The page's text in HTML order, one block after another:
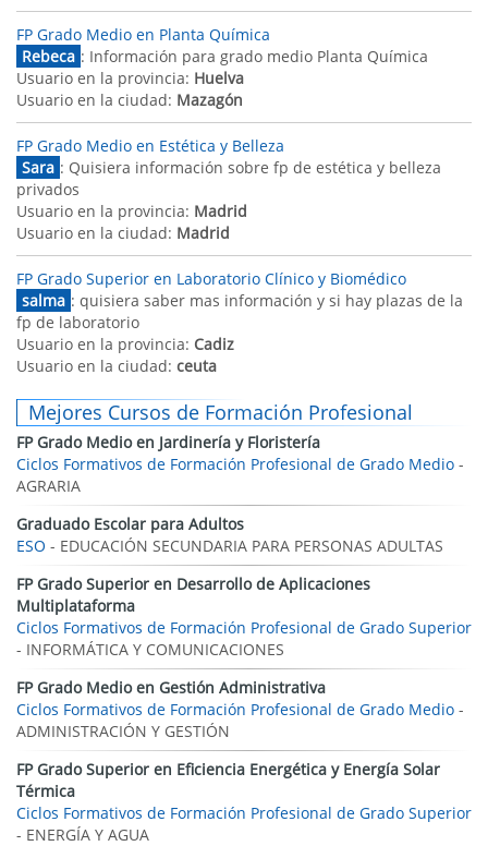
FP Grado Medio en Planta Química
Rebeca : Información para grado medio Planta Química
Usuario en la provincia: Huelva
Usuario en la ciudad: Mazagón
FP Grado Medio en Estética y Belleza
Sara : Quisiera información sobre fp de estética y belleza
privados
Usuario en la provincia: Madrid
Usuario en la ciudad: Madrid
FP Grado Superior en Laboratorio Clínico y Biomédico
salma : quisiera saber mas información y si hay plazas de la
fp de laboratorio
Usuario en la provincia: Cadiz
Usuario en la ciudad: ceuta
Mejores Cursos de Formación Profesional
FP Grado Medio en Jardinería y Floristería
Ciclos Formativos de Formación Profesional de Grado Medio -
AGRARIA
Graduado Escolar para Adultos
ESO - EDUCACIÓN SECUNDARIA PARA PERSONAS ADULTAS
FP Grado Superior en Desarrollo de Aplicaciones
Multiplataforma
Ciclos Formativos de Formación Profesional de Grado Superior
- INFORMÁTICA Y COMUNICACIONES
FP Grado Medio en Gestión Administrativa
Ciclos Formativos de Formación Profesional de Grado Medio -
ADMINISTRACIÓN Y GESTIÓN
FP Grado Superior en Eficiencia Energética y Energía Solar
Térmica
Ciclos Formativos de Formación Profesional de Grado Superior
- ENERGÍA Y AGUA